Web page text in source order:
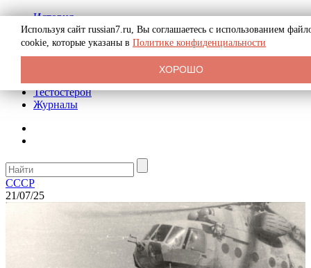
История
Биография
Криминал
Реклама на сайте
Тестостерон
Журналы
СССР
21/07/25
Используя сайт russian7.ru, Вы соглашаетесь с использованием
cookie, которые указаны в Политике конфиденциальности
ХОРОШО